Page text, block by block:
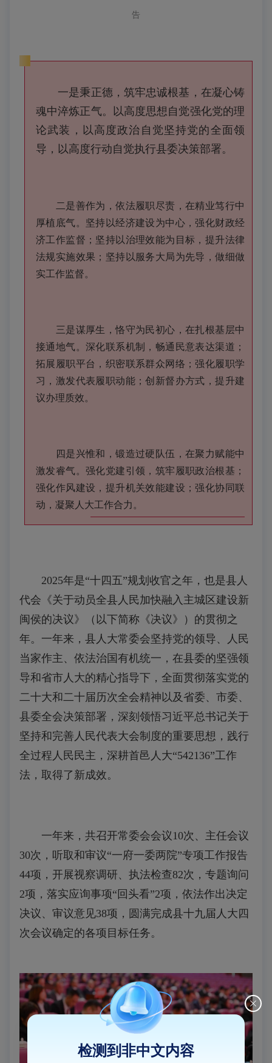
告
一是秉正德，筑牢忠诚根基，在凝心铸
魂中淬炼正气。以高度思想自觉强化党的理
论武装，以高度政治自觉坚持党的全面领
导，以高度行动自觉执行县委决策部署。
二是善作为，依法履职尽责，在精业笃行中
厚植底气。坚持以经济建设为中心，强化财政经
济工作监督；坚持以治理效能为目标，提升法律
法规实施效果；坚持以服务大局为先导，做细做
实工作监督。
三是谋厚生，恪守为民初心，在扎根基层中
接通地气。深化联系机制，畅通民意表达渠道；
拓展履职平台，织密联系群众网络；强化履职学
习，激发代表履职动能；创新督办方式，提升建
议办理质效。
四是兴惟和，锻造过硬队伍，在聚力赋能中
激发睿气。强化党建引领，筑牢履职政治根基；
强化作风建设，提升机关效能建设；强化协同联
动，凝聚人大工作合力。
2025年是“十四五”规划收官之年，也是县人
代会《关于动员全县人民加快融入主城区建设新
闽侯的决议》（以下简称《决议》）的贯彻之
年。一年来，县人大常委会坚持党的领导、人民
当家作主、依法治国有机统一，在县委的坚强领
导和省市人大的精心指导下，全面贯彻落实党的
二十大和二十届历次全会精神以及省委、市委、
县委全会决策部署，深刻领悟习近平总书记关于
坚持和完善人民代表大会制度的重要思想，践行
全过程人民民主，深耕首邑人大“542136”工作
法，取得了新成效。
一年来，共召开常委会会议10次、主任会议
30次，听取和审议“一府一委两院”专项工作报告
44项，开展视察调研、执法检查82次，专题询问
2项，落实应询事项“回头看”2项，依法作出决定
决议、审议意见38项，圆满完成县十九届人大四
次会议确定的各项目标任务。
检测到非中文内容